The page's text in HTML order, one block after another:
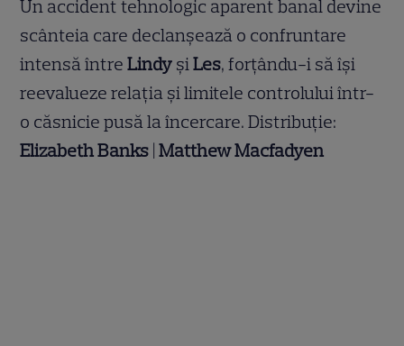
Un accident tehnologic aparent banal devine
scânteia care declanșează o confruntare
intensă întreLindy șiLes, forțându-i să își
reevalueze relația și limitele controlului într-
o căsnicie pusă la încercare. Distribuție:
Elizabeth Banks |Matthew Macfadyen